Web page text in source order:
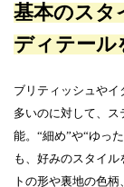
基本のスタ
ディテール
ブリティッシュや
多いのに対して、ス
能。“細め”や“ゆっ
も、好みのスタイ
トの形や裏地の色